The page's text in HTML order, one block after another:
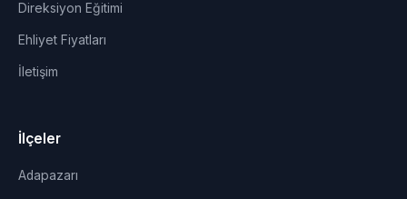
Direksiyon Eğitimi
Ehliyet Fiyatları
İletişim
İlçeler
Adapazarı